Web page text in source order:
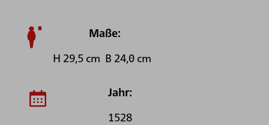
Maße:
H 29,5 cm B 24,0 cm
Jahr:
1528